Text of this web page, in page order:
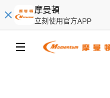
摩曼頓
立刻使用官方APP